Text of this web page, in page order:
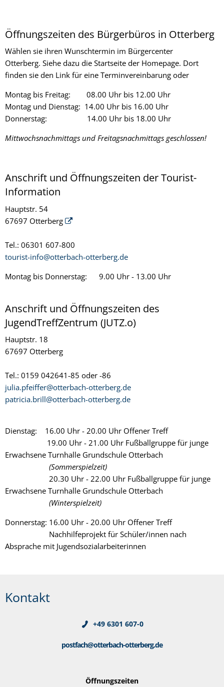
Öffnungszeiten des Bürgerbüros in Otterberg
Wählen sie ihren Wunschtermin im Bürgercenter
Otterberg. Siehe dazu die Startseite der Homepage. Dort
finden sie den Link für eine Terminvereinbarung oder
Montag bis Freitag: 08.00 Uhr bis 12.00 Uhr
Montag und Dienstag: 14.00 Uhr bis 16.00 Uhr
Donnerstag: 14.00 Uhr bis 18.00 Uhr
Mittwochsnachmittags und Freitagsnachmittags geschlossen!
Anschrift und Öffnungszeiten der Tourist-
Information
Hauptstr. 54
67697 Otterberg
Tel.: 06301 607-800
tourist-info@otterbach-otterberg.de
Montag bis Donnerstag: 9.00 Uhr - 13.00 Uhr
Anschrift und Öffnungszeiten des
JugendTreffZentrum (JUTZ.o)
Hauptstr. 18
67697 Otterberg
Tel.: 0159 042641-85 oder -86
julia.pfeiffer@otterbach-otterberg.de
patricia.brill@otterbach-otterberg.de
Dienstag: 16.00 Uhr - 20.00 Uhr Offener Treff
19.00 Uhr - 21.00 Uhr Fußballgruppe für junge
Erwachsene Turnhalle Grundschule Otterbach
(Sommerspielzeit)
20.30 Uhr - 22.00 Uhr Fußballgruppe für junge
Erwachsene Turnhalle Grundschule Otterbach
(Winterspielzeit)
Donnerstag: 16.00 Uhr - 20.00 Uhr Offener Treff
Nachhilfeprojekt für Schüler/innen nach
Absprache mit Jugendsozialarbeiterinnen
Kontakt
+49 6301 607-0
postfach@otterbach-otterberg.de
Öffnungszeiten